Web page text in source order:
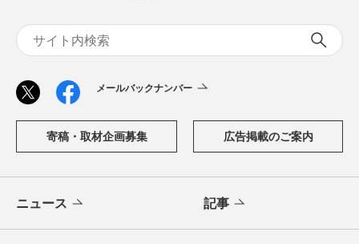
メールバックナンバー
寄稿・取材企画募集 広告掲載のご案内
ニュース 記事